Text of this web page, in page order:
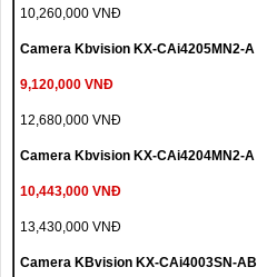
10,260,000 VNĐ
Camera Kbvision KX-CAi4205MN2-A
9,120,000 VNĐ
12,680,000 VNĐ
Camera Kbvision KX-CAi4204MN2-A
10,443,000 VNĐ
13,430,000 VNĐ
Camera KBvision KX-CAi4003SN-AB